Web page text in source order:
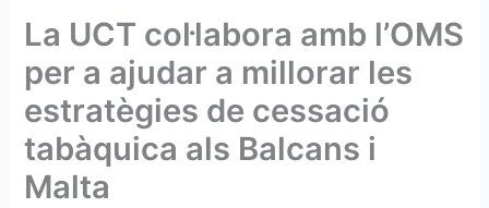
La UCT col·labora amb l’OMS
per a ajudar a millorar les
estratègies de cessació
tabàquica als Balcans i
Malta